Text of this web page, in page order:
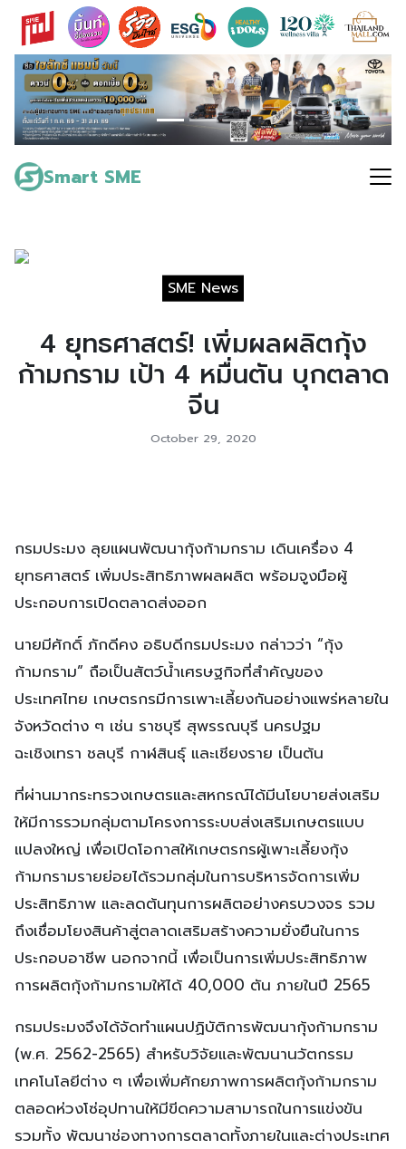
Skip
content
Smart SME
Search
for:
SME News
4 ยุทธศาสตร์! เพิ่มผลผลิตกุ้ง
ก้ามกราม เป้า 4 หมื่นตัน บุกตลาด
จีน
October 29, 2020
กรมประมง ลุยแผนพัฒนากุ้งก้ามกราม เดินเครื่อง 4
ยุทธศาสตร์ เพิ่มประสิทธิภาพผลผลิต พร้อมจูงมือผู้
ประกอบการเปิดตลาดส่งออก
นายมีศักดิ์ ภักดีคง อธิบดีกรมประมง กล่าวว่า “กุ้ง
ก้ามกราม” ถือเป็นสัตว์น้ำเศรษฐกิจที่สำคัญของ
ประเทศไทย เกษตรกรมีการเพาะเลี้ยงกันอย่างแพร่หลายใน
จังหวัดต่าง ๆ เช่น ราชบุรี สุพรรณบุรี นครปฐม
ฉะเชิงเทรา ชลบุรี กาฬสินธุ์ และเชียงราย เป็นต้น
ที่ผ่านมากระทรวงเกษตรและสหกรณ์ได้มีนโยบายส่งเสริม
ให้มีการรวมกลุ่มตามโครงการระบบส่งเสริมเกษตรแบบ
แปลงใหญ่ เพื่อเปิดโอกาสให้เกษตรกรผู้เพาะเลี้ยงกุ้ง
ก้ามกรามรายย่อยได้รวมกลุ่มในการบริหารจัดการเพิ่ม
ประสิทธิภาพ และลดต้นทุนการผลิตอย่างครบวงจร รวม
ถึงเชื่อมโยงสินค้าสู่ตลาดเสริมสร้างความยั่งยืนในการ
ประกอบอาชีพ นอกจากนี้ เพื่อเป็นการเพิ่มประสิทธิภาพ
การผลิตกุ้งก้ามกรามให้ได้ 40,000 ตัน ภายในปี 2565
กรมประมงจึงได้จัดทำแผนปฏิบัติการพัฒนากุ้งก้ามกราม
(พ.ศ. 2562-2565) สำหรับวิจัยและพัฒนานวัตกรรม
เทคโนโลยีต่าง ๆ เพื่อเพิ่มศักยภาพการผลิตกุ้งก้ามกราม
ตลอดห่วงโซ่อุปทานให้มีขีดความสามารถในการแข่งขัน
รวมทั้ง พัฒนาช่องทางการตลาดทั้งภายในและต่างประเทศ